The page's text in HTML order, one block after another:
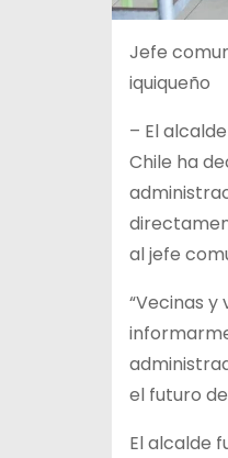
Jefe
iquiqueño
– El
Chile ha
al jefe
“Vecinas
el futuro
El alcalde